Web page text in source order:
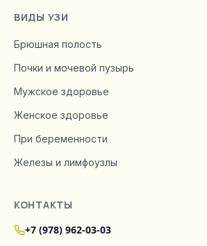
ВИДЫ УЗИ
Брюшная полость
Почки и мочевой пузырь
Мужское здоровье
Женское здоровье
При беременности
Железы и лимфоузлы
КОНТАКТЫ
+7 (978) 962-03-03